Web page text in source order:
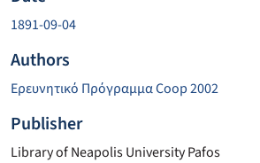
1891-09-04
Authors
Ερευνητικό Πρόγραμμα Coop 2002
Publisher
Library of Neapolis University Pafos